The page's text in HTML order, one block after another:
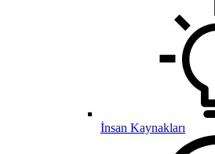
İnsan Kaynakları